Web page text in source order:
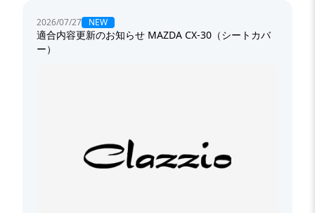
2026/07/27 NEW
適合内容更新のお知らせ MAZDA CX-30（シートカバ
ー）